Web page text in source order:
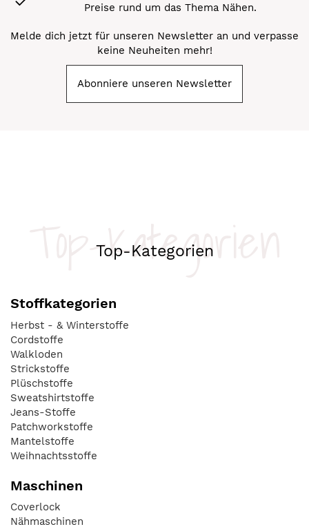
Preise rund um das Thema Nähen.
Melde dich jetzt für unseren Newsletter an und verpasse
keine Neuheiten mehr!
Abonniere unseren Newsletter
Top-Kategorien
Top-Kategorien
Stoffkategorien
Herbst - & Winterstoffe
Cordstoffe
Walkloden
Strickstoffe
Plüschstoffe
Sweatshirtstoffe
Jeans-Stoffe
Patchworkstoffe
Mantelstoffe
Weihnachtsstoffe
Maschinen
Coverlock
Nähmaschinen